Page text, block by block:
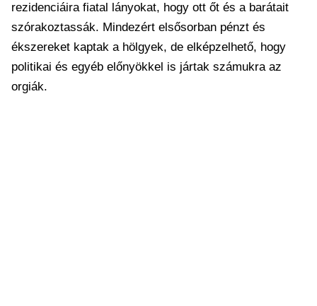
rezidenciáira fiatal lányokat, hogy ott őt és a barátait
szórakoztassák. Mindezért elsősorban pénzt és
ékszereket kaptak a hölgyek, de elképzelhető, hogy
politikai és egyéb előnyökkel is jártak számukra az
orgiák.